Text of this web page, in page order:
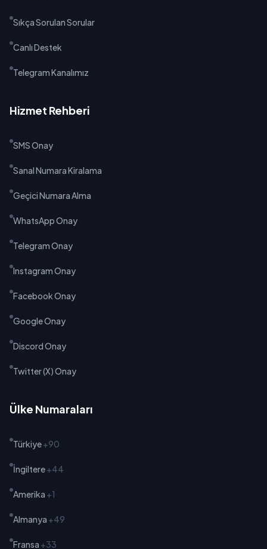
Sıkça Sorulan Sorular
Canlı Destek
Telegram Kanalımız
Hizmet Rehberi
SMS Onay
Sanal Numara Kiralama
Geçici Numara Alma
WhatsApp Onay
Telegram Onay
Instagram Onay
Facebook Onay
Google Onay
Discord Onay
Twitter (X) Onay
Ülke Numaraları
Türkiye+90
İngiltere+44
Amerika +1
Almanya +49
Fransa +33